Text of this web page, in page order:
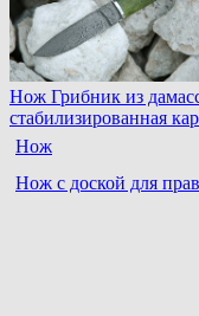
Нож Грибник из
стабилизированная
Нож
Нож с доской для